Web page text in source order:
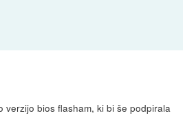
verzijo bios flasham, ki bi še podpirala